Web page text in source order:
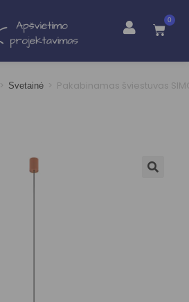
0
> Svetainė > Pakabinamas šviestuvas